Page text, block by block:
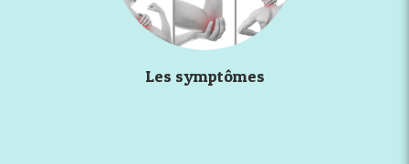
Les symptômes